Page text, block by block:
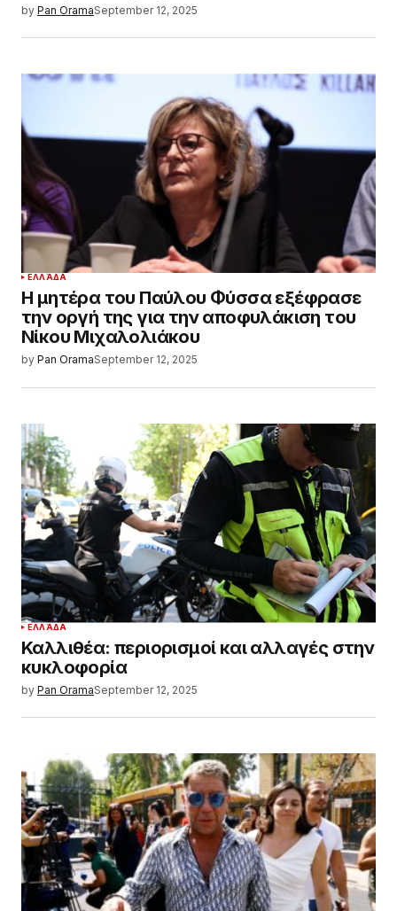
by Pan OramaSeptember 12, 2025
ΕΛΛΆΔΑ
Η μητέρα του Παύλου Φύσσα εξέφρασε
την οργή της για την αποφυλάκιση του
Νίκου Μιχαλολιάκου
by Pan OramaSeptember 12, 2025
ΕΛΛΆΔΑ
Καλλιθέα: περιορισμοί και αλλαγές στην
κυκλοφορία
by Pan OramaSeptember 12, 2025